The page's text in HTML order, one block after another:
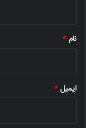
نام *
ایمیل*